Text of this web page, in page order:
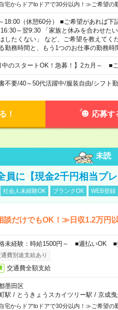
宅からドアtoドアで30分以内！≫ご希望の
18:00（休憩60分） ■ご希望があれば
～翌9:30 「家族と休みを合わせた
したくない」 など、ご希望を教えて
勤務時間と、もう1つのお仕事の勤務時
中のスタートOK！急募！】2カ月～ ■
不要/40～50代活躍中/服装自由/シフト
！ 応募す
未読
員に【現金2千円相当プ
社会人未経験OK ブランクOK WEB登録
だけでもOK！≫日収1.2万円
未経験：時給1500円～ ■週払いOK
費別途支給あり
交通費全額支給
墨田区
駅 / とうきょうスカイツリー駅 / 京成
宅からドアtoドアで30分以内！≫ご希望の